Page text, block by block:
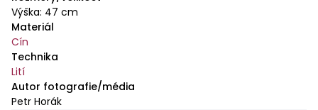
Výška: 47 cm
Materiál
Cín
Technika
Lití
Autor fotografie/média
Petr Horák